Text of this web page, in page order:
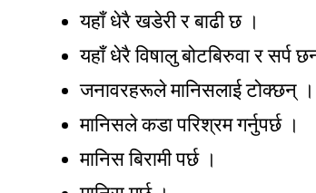
यहाँ धेरै खडेरी र बाढी छ ।
यहाँ धेरै विषालु बोटबिरुवा र सर्प
जनावरहरूले मानिसलाई टोक्छन् ।
मानिसले कडा परिश्रम गर्नुपर्छ ।
मानिस बिरामी पर्छ ।